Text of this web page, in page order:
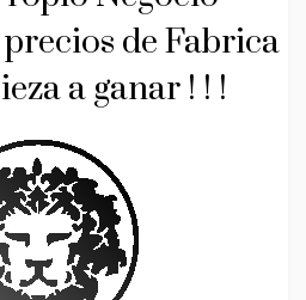
de Fabrica
a ganar ! ! !